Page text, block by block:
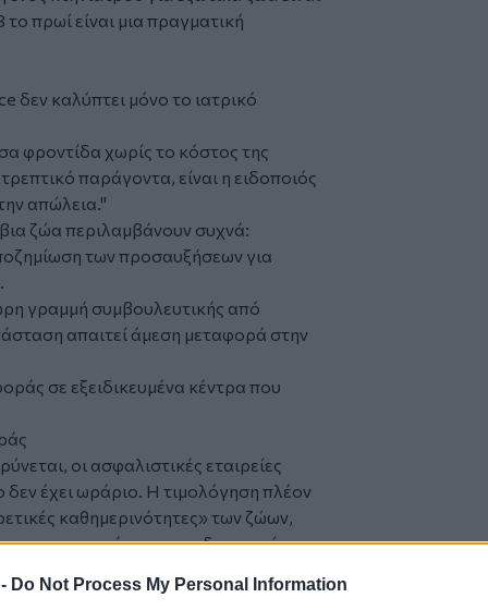
Do Not Process My Personal Information
πρωί είναι μια πραγματική
δεν καλύπτει μόνο το ιατρικό
φροντίδα χωρίς το κόστος της
παράγοντα, είναι η ειδοποιός
απώλεια."
ζώα περιλαμβάνουν συχνά:
των προσαυξήσεων για
γραμμή συμβουλευτικής από
απαιτεί άμεση μεταφορά στην
σε εξειδικευμένα κέντρα που
οι ασφαλιστικές εταιρείες
δεν έχει ωράριο. Η τιμολόγηση πλέον
καθημερινότητες» των ζώων,
στις ανάγκες των ιδιοκτητών που